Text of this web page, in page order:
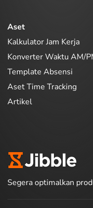
Aset
Kalkulator Jam Kerja
Konverter Waktu AM/
Template Absensi
Aset Time Tracking
Artikel
Segera optimalkan